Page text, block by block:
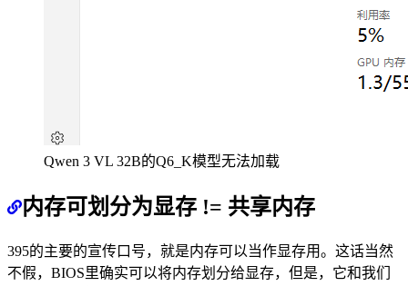
Qwen 3 VL 32B的Q6_K模型无法加载
内存可划分为显存 != 共享内存
395的主要的宣传口号，就是内存可以当作显存用。这话当然
不假，BIOS里确实可以将内存划分给显存，但是，它和我们